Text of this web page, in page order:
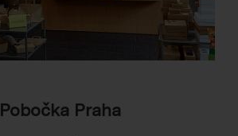
Pobočka Praha